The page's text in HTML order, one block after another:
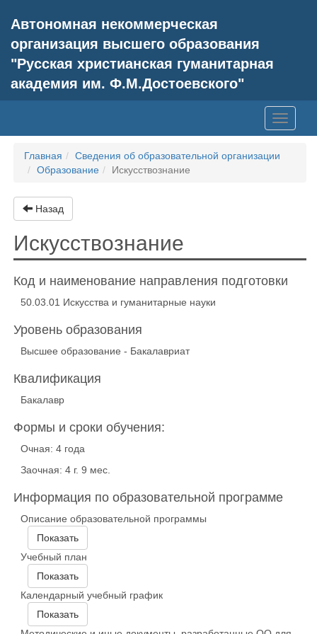
Автономная некоммерческая
организация высшего образования
"Русская христианская гуманитарная
академия им. Ф.М.Достоевского"
Toggle
Главная
Сведения об образовательной организации
Образование
Искусствознание
Назад
Искусствознание
Код и наименование направления подготовки
50.03.01 Искусства и гуманитарные науки
Уровень образования
Высшее образование - Бакалавриат
Квалификация
Бакалавр
Формы и сроки обучения:
Очная: 4 года
Заочная: 4 г. 9 мес.
Информация по образовательной программе
Описание образовательной программы
Показать
Учебный план
Показать
Календарный учебный график
Показать